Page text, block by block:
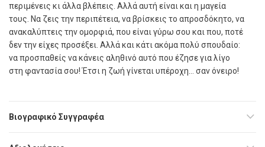
περιμένεις κι άλλα βλέπεις. Αλλά αυτή είναι και η μαγεία
τους. Να ζεις την περιπέτεια, να βρίσκεις το απροσδόκητο, να
ανακαλύπτεις την ομορφιά, που είναι γύρω σου και που, ποτέ
δεν την είχες προσέξει. Αλλά και κάτι ακόμα πολύ σπουδαίο:
να προσπαθείς να κάνεις αληθινό αυτό που έζησε για λίγο
στη φαντασία σου! Έτσι η ζωή γίνεται υπέροχη… σαν όνειρο!
Βιογραφικό Συγγραφέα